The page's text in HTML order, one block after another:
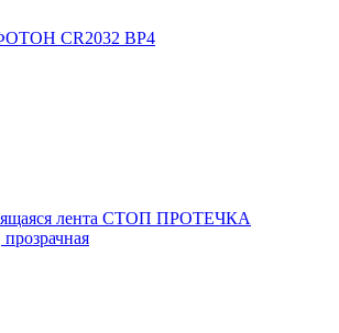
CR2032 BP4
лента СТОП ПРОТЕЧКА